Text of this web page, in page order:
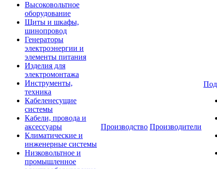
Высоковольтное
оборудование
Щиты и шкафы,
шинопровод
Генераторы
электроэнергии и
элементы питания
Изделия для
электромонтажа
Инструменты,
техника
Кабеленесущие
системы
Кабели, провода и
аксессуары
Климатические и
инженерные системы
Низковольтное и
промышленное
Производство Производители